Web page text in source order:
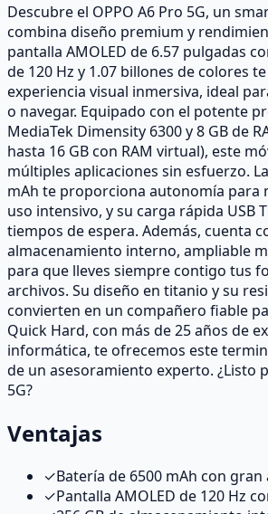
Descubre el OPPO A6 Pro 5G, un
combina diseño premium y
pantalla AMOLED de 6.57 pulgadas
de 120 Hz y 1.07 billones de colores
experiencia visual inmersiva, ideal
o navegar. Equipado con el potente
MediaTek Dimensity 6300 y 8 GB de
hasta 16 GB con RAM virtual), este
múltiples aplicaciones sin esfuerzo.
mAh te proporciona autonomía para
uso intensivo, y su carga rápida USB
tiempos de espera. Además, cuenta
almacenamiento interno, ampliable
para que lleves siempre contigo tus
archivos. Su diseño en titanio y su
convierten en un compañero fiable
Quick Hard, con más de 25 años de
informática, te ofrecemos este
de un asesoramiento experto. ¿Listo
5G?
Ventajas
✓Batería de 6500 mAh con
✓Pantalla AMOLED de 120 Hz